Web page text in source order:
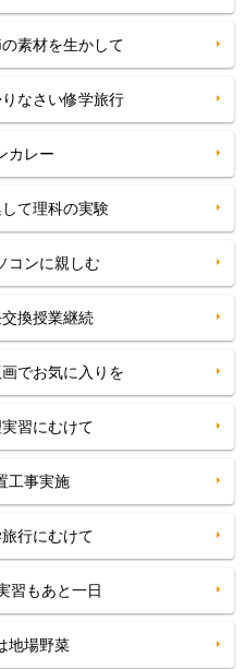
素材を生かして
なさい修学旅行
カレー
て理科の実験
コンに親しむ
換授業継続
でお気に入りを
習にむけて
工事実施
行にむけて
習もあと一日
地場野菜